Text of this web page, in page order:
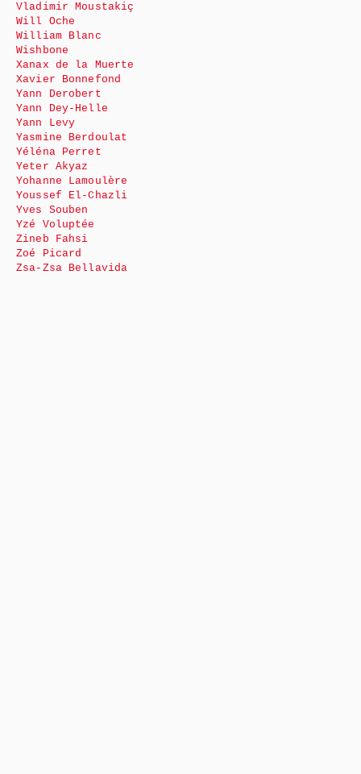
Vladimir Moustakiç
Will Oche
William Blanc
Wishbone
Xanax de la Muerte
Xavier Bonnefond
Yann Derobert
Yann Dey-Helle
Yann Levy
Yasmine Berdoulat
Yéléna Perret
Yeter Akyaz
Yohanne Lamoulère
Youssef El-Chazli
Yves Souben
Yzé Voluptée
Zineb Fahsi
Zoé Picard
Zsa-Zsa Bellavida